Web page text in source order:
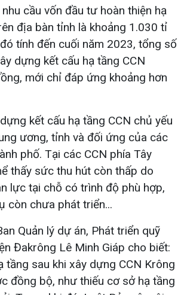
cầu vốn đầu tư hoàn thiện hạ
địa bàn tỉnh là khoảng 1.030 tỉ
tính đến cuối năm 2023, tổng số
dựng kết cấu hạ tầng CCN
mới chỉ đáp ứng khoảng hơn
kết cấu hạ tầng CCN chủ yếu
ương, tỉnh và đối ứng của các
phố. Tại các CCN phía Tây
thấy sức thu hút còn thấp do
lực tại chỗ có trình độ phù hợp,
còn chưa phát triển...
Quản lý dự án, Phát triển quỹ
Đakrông Lê Minh Giáp cho biết:
tầng sau khi xây dựng CCN Krông
đồng bộ, như thiếu cơ sở hạ tầng